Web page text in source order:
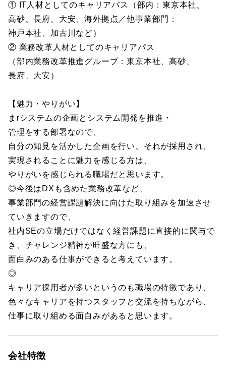
① IT人材としてのキャリアパス（部内：東京本社、
高砂、長府、大安、海外拠点／他事業部門：
神戸本社、加古川など）
② 業務改革人材としてのキャリアパス
（部内業務改革推進グループ：東京本社、高砂、
長府、大安）
【魅力・やりがい】
まrシステムの企画とシステム開発を推進・
管理をする部署なので、
自分の知見を活かした企画を行い、それが採用され、
実現されることに魅力を感じる方は、
やりがいを感じられる職場だと思います。
◎今後はDXも含めた業務改革など、
事業部門の経営課題解決に向けた取り組みを加速させ
ていきますので、
社内SEの立場だけではなく経営課題に直接的に関与で
き、チャレンジ精神が旺盛な方にも、
面白みのある仕事ができると考えています。
◎
キャリア採用者が多いというのも職場の特徴であり、
色々なキャリアを持つスタッフと交流を持ちながら、
仕事に取り組める面白みがあると思います。
会社特徴